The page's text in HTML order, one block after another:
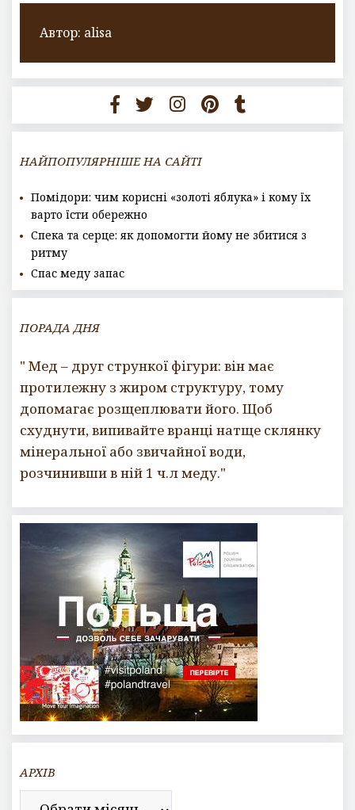
Автор: alisa
НАЙПОПУЛЯРНІШЕ НА САЙТІ
Помідори: чим корисні «золоті яблука» і кому їх
варто їсти обережно
Спека та серце: як допомогти йому не збитися з
ритму
Спас меду запас
ПОРАДА ДНЯ
" Мед – друг стрункої фігури: він має
протилежну з жиром структуру, тому
допомагає розщеплювати його. Щоб
схуднути, випивайте вранці натще склянку
мінеральної або звичайної води,
розчинивши в ній 1 ч.л меду."
АРХІВ
Архів